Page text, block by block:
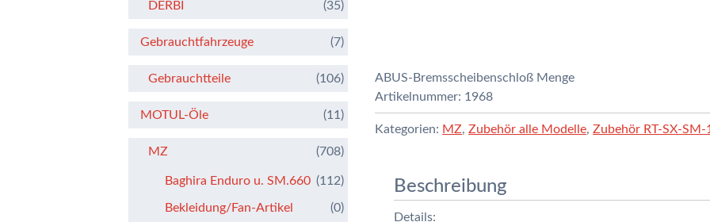
ABUS-Bremsscheibenschloß Menge
Artikelnummer: 1968
Kategorien: MZ,Zubehör alle Modelle,Zubehör RT-SX-SM-
Beschreibung
Details:
DERBI (35)
Gebrauchtfahrzeuge (7)
Gebrauchtteile (106)
MOTUL-Öle (11)
MZ (708)
Baghira Enduro u. SM.660 (112)
Bekleidung/Fan-Artikel (0)